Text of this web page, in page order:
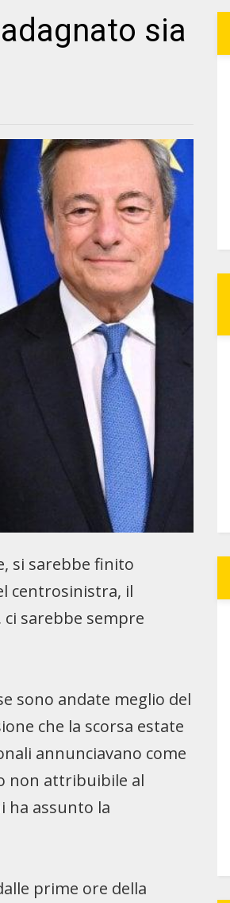
sia
si sarebbe finito
centrosinistra, il
sarebbe sempre
sono andate meglio del
che la scorsa estate
annunciavano come
non attribuibile al
ha assunto la
prime ore della